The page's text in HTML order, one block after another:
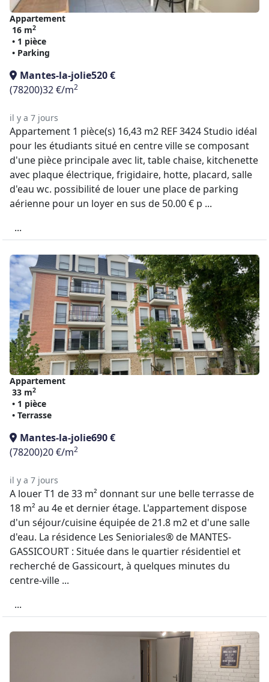
Appartement
16 m2
• 1 pièce
• Parking
Mantes-la-jolie520 €
(78200)32 €/m2
il y a 7 jours
Appartement 1 pièce(s) 16,43 m2 REF 3424 Studio idéal
pour les étudiants situé en centre ville se composant
d'une pièce principale avec lit, table chaise, kitchenette
avec plaque électrique, frigidaire, hotte, placard, salle
d'eau wc. possibilité de louer une place de parking
aérienne pour un loyer en sus de 50.00 € p ...
...
Appartement
33 m2
• 1 pièce
• Terrasse
Mantes-la-jolie690 €
(78200)20 €/m2
il y a 7 jours
A louer T1 de 33 m² donnant sur une belle terrasse de
18 m² au 4e et dernier étage. L'appartement dispose
d'un séjour/cuisine équipée de 21.8 m2 et d'une salle
d'eau. La résidence Les Senioriales® de MANTES-
GASSICOURT : Située dans le quartier résidentiel et
recherché de Gassicourt, à quelques minutes du
centre-ville ...
...